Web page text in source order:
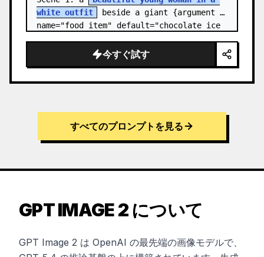
white outfit
beside a giant {argument
name="food item" default="chocolate ice
今すぐ試す
すべてのプロンプトを見る
GPT IMAGE 2 について
GPT Image 2 は OpenAI の最先端の画像モデルで、